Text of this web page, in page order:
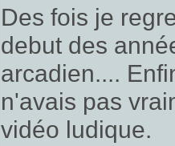
Des fois je
debut des
arcadien....
n'avais pas
vidéo ludique.